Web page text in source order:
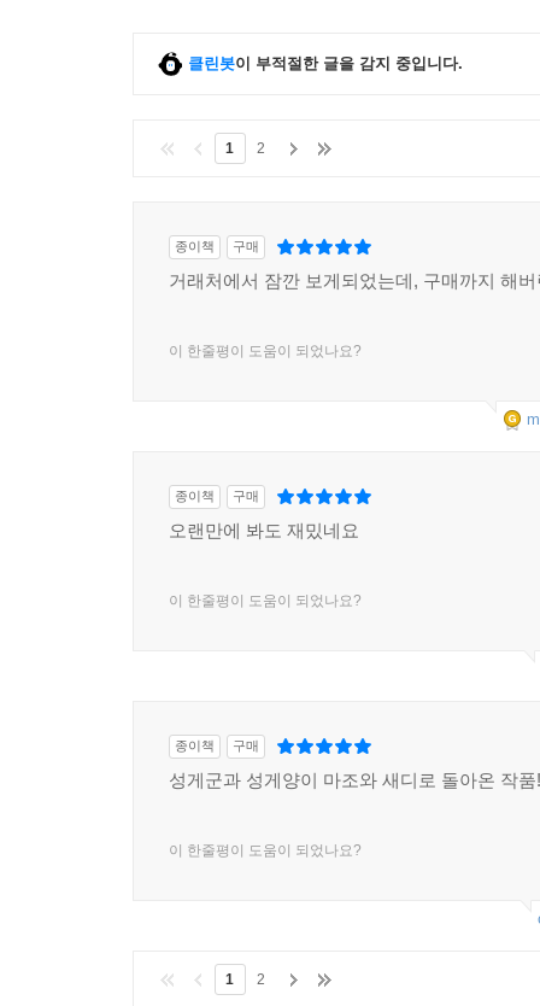
클린봇이 부적절한 글을 감지 중입니다.
1 2
종이책 구매
거래처에서 잠깐 보게되었는데, 구매까지 해버
이 한줄평이 도움이 되었나요?
종이책 구매
오랜만에 봐도 재밌네요
이 한줄평이 도움이 되었나요?
종이책 구매
성게군과 성게양이 마조와 새디로 돌아온 작
이 한줄평이 도움이 되었나요?
1 2